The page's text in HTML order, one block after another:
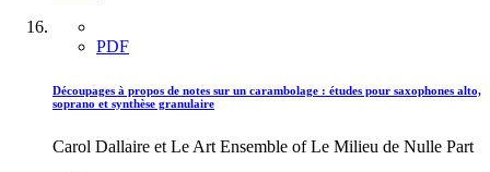
PDF
Découpages à propos de notes sur un carambolage : études pour saxophones alto,
soprano et synthèse granulaire
Carol Dallaire et Le Art Ensemble of Le Milieu de Nulle Part